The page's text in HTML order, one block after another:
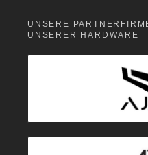
UNSERE
UNSERER HARDWARE